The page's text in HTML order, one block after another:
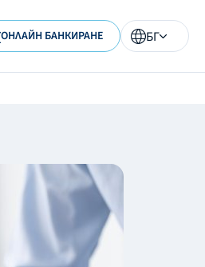
ОНЛАЙН БАНКИРАНЕ БГ